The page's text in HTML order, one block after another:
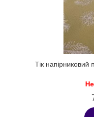
Тік напірниковий